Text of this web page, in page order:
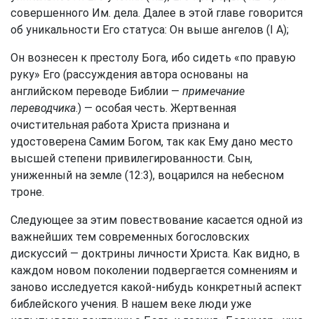
совершенного Им. дела. Далее в этой главе говорится
об уникальности Его статуса: Он выше ангелов (I А);
Он вознесен к престолу Бога, ибо сидеть «по правую
руку» Его (рассуждения автора основаны на
английском переводе Библии — примечание
переводчика.) — особая честь. Жертвенная
очистительная работа Христа признана и
удостоверена Самим Богом, так как Ему дано место
высшей степени привилегированности. Сын,
униженный на земле (12:3), воцарился на небесном
троне.
Следующее за этим повествование касается одной из
важнейших тем современных богословских
дискуссий — доктрины личности Христа. Как видно, в
каждом новом поколении подвергается сомнениям и
заново исследуется какой-нибудь конкретный аспект
библейского учения. В нашем веке люди уже